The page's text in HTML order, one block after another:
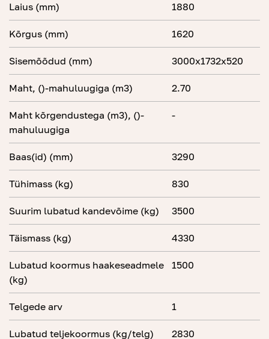
Laius (mm) 1880
Kõrgus (mm) 1620
Sisemõõdud (mm) 3000x1732x520
Maht, ()-mahuluugiga (m3) 2.70
Maht kõrgendustega (m3), ()-
mahuluugiga
-
Baas(id) (mm) 3290
Tühimass (kg) 830
Suurim lubatud kandevõime (kg) 3500
Täismass (kg) 4330
Lubatud koormus haakeseadmele
(kg)
1500
Telgede arv 1
Lubatud teljekoormus (kg/telg) 2830